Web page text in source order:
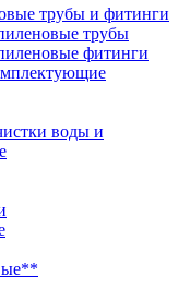
трубы и фитинги
трубы
фитинги
воды и